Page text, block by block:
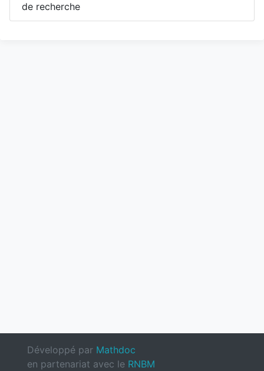
de recherche
Développé par Mathdoc
en partenariat avec le RNBM